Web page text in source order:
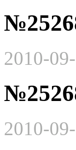
2010-
2010-